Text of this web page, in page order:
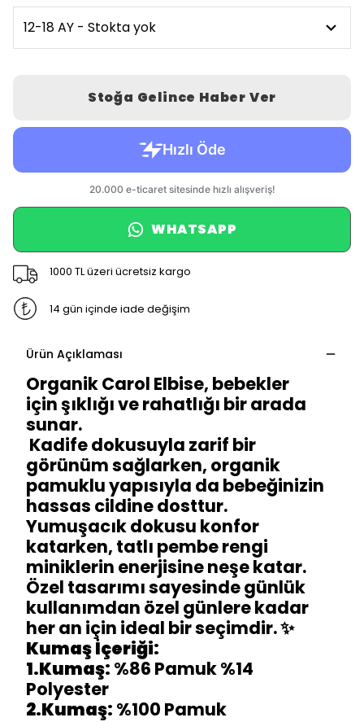
Stoğa Gelince Haber Ver
WHATSAPP
1000 TL üzeri ücretsiz kargo
14 gün içinde iade değişim
Ürün Açıklaması
Organik Carol Elbise, bebekler
için şıklığı ve rahatlığı bir arada
sunar.
Kadife dokusuyla zarif bir
görünüm sağlarken, organik
pamuklu yapısıyla da bebeğinizin
hassas cildine dosttur.
Yumuşacık dokusu konfor
katarken, tatlı pembe rengi
miniklerin enerjisine neşe katar.
Özel tasarımı sayesinde günlük
kullanımdan özel günlere kadar
her an için ideal bir seçimdir. ✨
Kumaş İçeriği:
1.Kumaş: %86 Pamuk %14
Polyester
2.Kumaş: %100 Pamuk